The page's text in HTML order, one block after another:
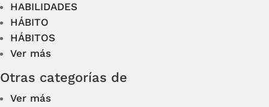
HABILIDADES
HÁBITO
HÁBITOS
Ver más
Otras categorías de
Ver más